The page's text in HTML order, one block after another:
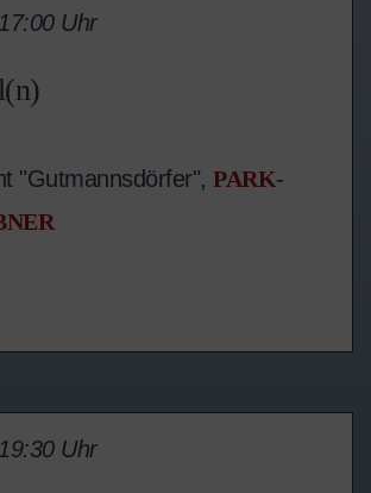
Uhr
"Gutmannsdörfer", PARK-
Uhr